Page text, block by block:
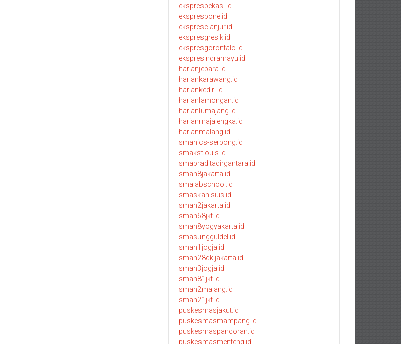
ekspresbekasi.id
ekspresbone.id
eksprescianjur.id
ekspresgresik.id
ekspresgorontalo.id
ekspresindramayu.id
harianjepara.id
hariankarawang.id
hariankediri.id
harianlamongan.id
harianlumajang.id
harianmajalengka.id
harianmalang.id
smanics-serpong.id
smakstlouis.id
smapraditadirgantara.id
sman8jakarta.id
smalabschool.id
smaskanisius.id
sman2jakarta.id
sman68jkt.id
sman8yogyakarta.id
smasungguldel.id
sman1jogja.id
sman28dkijakarta.id
sman3jogja.id
sman81jkt.id
sman2malang.id
sman21jkt.id
puskesmasjakut.id
puskesmasmampang.id
puskesmaspancoran.id
puskesmasmenteng.id